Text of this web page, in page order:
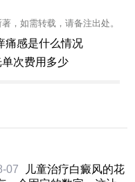
，如需转载，请备注出处。
痛感是什么情况
次费用多少
07
儿童治疗白癜风的花